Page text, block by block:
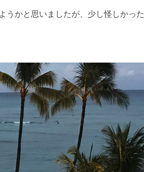
うかと思いましたが、少し怪しかっ